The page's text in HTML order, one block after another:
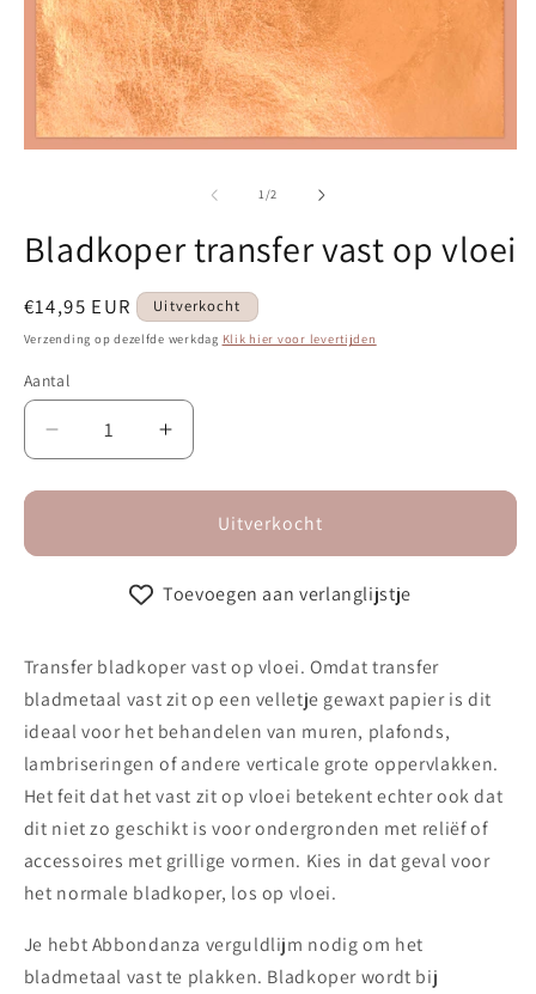
1/van
2
Bladkoper transfer vast op vloei
Normale
prijs
€14,95 EUR Uitverkocht
Verzending op dezelfde werkdag Klik hier voor levertijden
Aantal
Aantal
verlagen
voor
Aantal
verhogen
voor
Bladkoper
op
Uitverkocht
Toevoegen aan verlanglijstje
Transfer bladkoper vast op vloei. Omdat transfer
bladmetaal vast zit op een velletje gewaxt papier is dit
ideaal voor het behandelen van muren, plafonds,
lambriseringen of andere verticale grote oppervlakken.
Het feit dat het vast zit op vloei betekent echter ook dat
dit niet zo geschikt is voor ondergronden met reliëf of
accessoires met grillige vormen. Kies in dat geval voor
het normale bladkoper, los op vloei.
Je hebt Abbondanza verguldlijm nodig om het
bladmetaal vast te plakken. Bladkoper wordt bij